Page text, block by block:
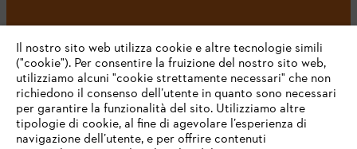
#STIHL
Il nostro sito web utilizza cookie e altre tecnologie simili
("cookie"). Per consentire la fruizione del nostro sito web,
utilizziamo alcuni "cookie strettamente necessari" che non
richiedono il consenso dell’utente in quanto sono necessari
per garantire la funzionalità del sito. Utilizziamo altre
tipologie di cookie, al fine di agevolare l’esperienza di
navigazione dell’utente, e per offrire contenuti